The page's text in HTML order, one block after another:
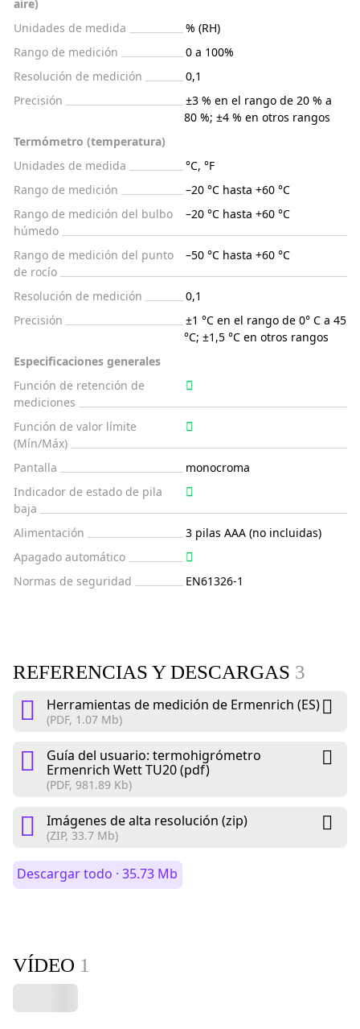
aire)
Unidades de medida
% (RH)
Rango de medición
0 a 100%
Resolución de medición
0,1
Precisión
±3 % en el rango de 20 % a
80 %; ±4 % en otros rangos
Termómetro (temperatura)
Unidades de medida
°C, °F
Rango de medición
–20 °C hasta +60 °C
Rango de medición del bulbo
húmedo
–20 °C hasta +60 °C
Rango de medición del punto
de rocío
–50 °C hasta +60 °C
Resolución de medición
0,1
Precisión
±1 °C en el rango de 0° C a 45
°C; ±1,5 °C en otros rangos
Especificaciones generales
Función de retención de
mediciones
Función de valor límite
(Mín/Máx)
Pantalla
monocroma
Indicador de estado de pila
baja
Alimentación
3 pilas AAA (no incluidas)
Apagado automático
Normas de seguridad
EN61326-1
REFERENCIAS Y DESCARGAS 3
Herramientas de medición de Ermenrich (ES)
(PDF, 1.07 Mb)
Guía del usuario: termohigrómetro
Ermenrich Wett TU20 (pdf)
(PDF, 981.89 Kb)
Imágenes de alta resolución (zip)
(ZIP, 33.7 Mb)
Descargar todo · 35.73 Mb
VÍDEO 1